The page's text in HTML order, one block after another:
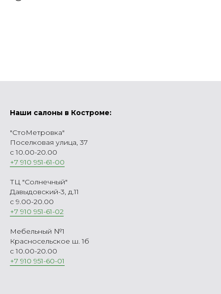
Наши салоны в Костроме:
"СтоМетровка"
Поселковая улица, 37
с 10.00-20.00
+7 910 951-61-00
ТЦ "Солнечный"
Давыдовский-3, д.11
с 9.00-20.00
+7 910 951-61-02
Мебельный №1
Красносельское ш. 1б
с 10.00-20.00
+7 910 951-60-01